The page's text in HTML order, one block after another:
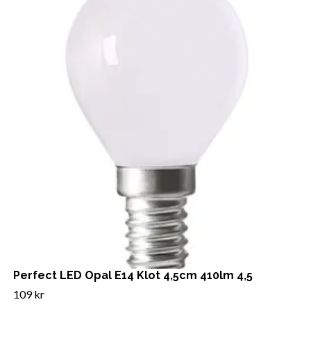
Perfect LED Opal E14 Klot 4,5cm 410lm 4,5
109 kr